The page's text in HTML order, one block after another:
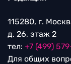
115280, г.
д. 26, этаж 2
тел: +7 (499)
Для общих